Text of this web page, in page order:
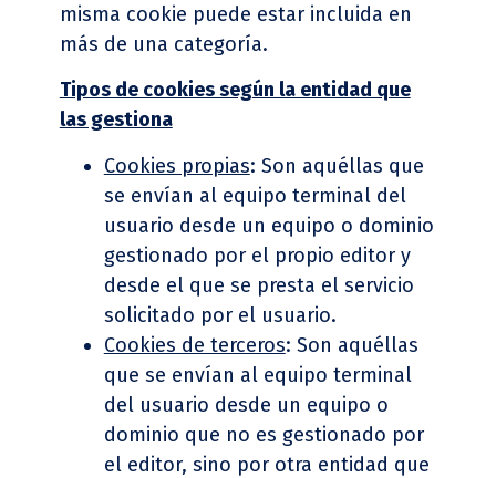
misma cookie puede estar incluida en
más de una categoría.
Tipos de cookies según la entidad que
las gestiona
Cookies propias: Son aquéllas que
se envían al equipo terminal del
usuario desde un equipo o dominio
gestionado por el propio editor y
desde el que se presta el servicio
solicitado por el usuario.
Cookies de terceros: Son aquéllas
que se envían al equipo terminal
del usuario desde un equipo o
dominio que no es gestionado por
el editor, sino por otra entidad que